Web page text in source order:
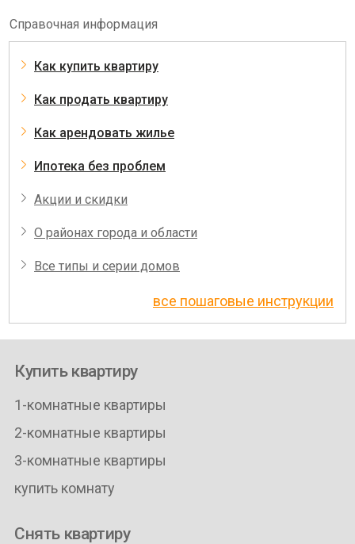
Справочная информация
Как купить квартиру
Как продать квартиру
Как арендовать жилье
Ипотека без проблем
Акции и скидки
О районах города и области
Все типы и серии домов
все пошаговые инструкции
Купить квартиру
1-комнатные квартиры
2-комнатные квартиры
3-комнатные квартиры
купить комнату
Снять квартиру